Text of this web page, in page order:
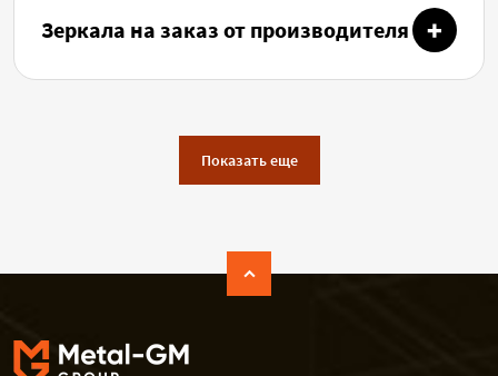
Зеркала на заказ от производителя
Показать еще